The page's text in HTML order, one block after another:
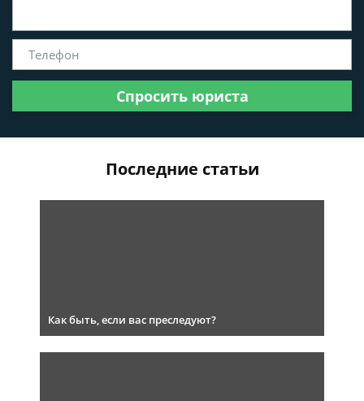
Спросить юриста
Последние статьи
Как быть, если вас преследуют?